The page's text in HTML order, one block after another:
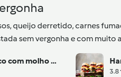
queijo derretido, carnes
sem vergonha e com muito
Hambúrgueres de porco com molho de Gorgonzola e pera Marsala
3.8